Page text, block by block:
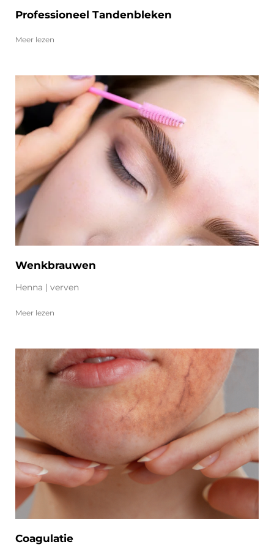
Professioneel Tandenbleken
Meer lezen
Wenkbrauwen
Henna | verven
Meer lezen
Coagulatie